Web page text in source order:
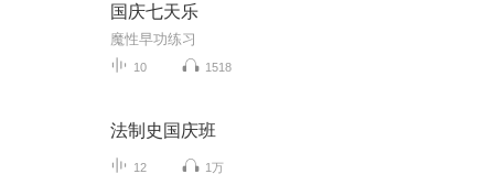
国庆七天乐
魔性早功练习
10 1518
法制史国庆班
12 1万